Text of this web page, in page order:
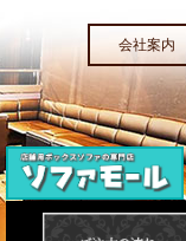
会社案内